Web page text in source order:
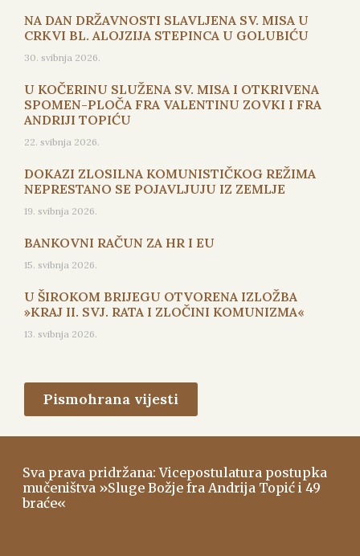
NA DAN DRŽAVNOSTI SLAVLJENA SV. MISA U
CRKVI BL. ALOJZIJA STEPINCA U GOLUBIĆU
30. svibnja 2026.
U KOČERINU SLUŽENA SV. MISA I OTKRIVENA
SPOMEN-PLOČA FRA VALENTINU ZOVKI I FRA
ANDRIJI TOPIĆU
22. svibnja 2026.
DOKAZI ZLOSILNA KOMUNISTIČKOG REŽIMA
NEPRESTANO SE POJAVLJUJU IZ ZEMLJE
19. svibnja 2026.
BANKOVNI RAČUN ZA HR I EU
15. svibnja 2026.
U ŠIROKOM BRIJEGU OTVORENA IZLOŽBA
»KRAJ II. SVJ. RATA I ZLOČINI KOMUNIZMA«
13. svibnja 2026.
Pismohrana vijesti
Sva prava pridržana: Vicepostulatura postupka
mučeništva »Sluge Božje fra Andrija Topić i 49
braće«